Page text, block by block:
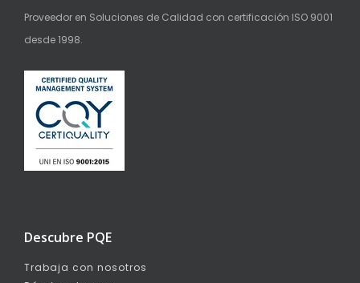
Proveedor en Soluciones de Calidad con certificación ISO 9001
desde 1998.
Descubre PQE
Trabaja con nosotros